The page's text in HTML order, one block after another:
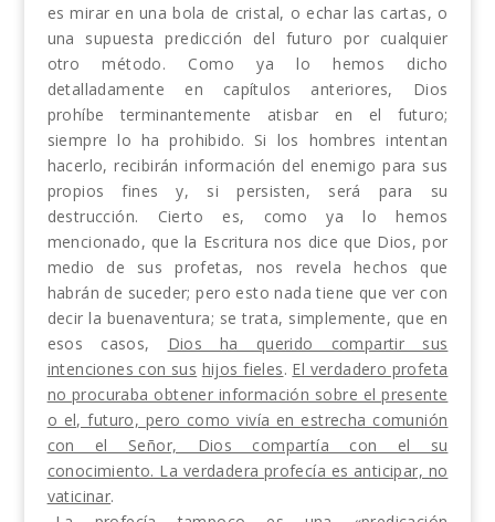
es mirar en una bola de cris­tal, o echar las cartas, o
una supuesta predicción del futuro por cualquier
otro método. Como ya lo hemos dicho
detalladamente en capítulos anteriores, Dios
prohíbe terminantemente atisbar en el futuro;
siempre lo ha prohibido. Si los hombres intentan
hacerlo, recibirán información del enemigo para sus
propios fines y, si persisten, será para su
destrucción. Cierto es, como ya lo hemos
mencionado, que la Escritura nos dice que Dios, por
medio de sus profetas, nos revela hechos que
habrán de suceder; pero esto nada tiene que ver con
decir la buenaventura; se trata, simplemente, que en
esos casos, Dios ha querido com­partir sus
intenciones con sus hijos fieles. El verda­dero profeta
no procuraba obtener información sobre el presente
o el, futuro, pero como vivía en estrecha comunión
con el Señor, Dios compartía con el su
conocimiento. La verdadera profecía es anticipar, no
vaticinar.